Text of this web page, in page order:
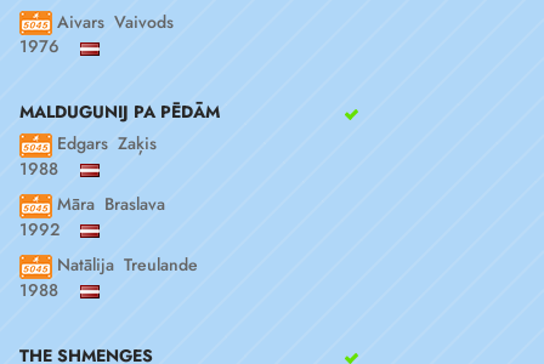
Aivars Vaivods
1976
MALDUGUNIJ PA PĒDĀM
Edgars Zaķis
1988
Māra Braslava
1992
Natālija Treulande
1988
THE SHMENGES